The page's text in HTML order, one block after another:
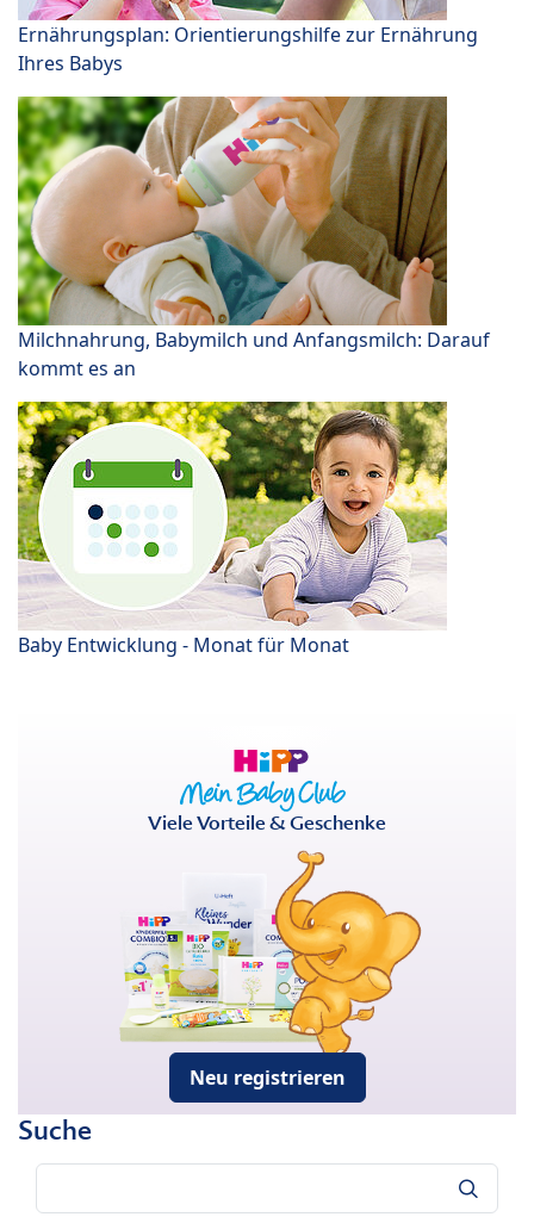
Ernährungsplan: Orientierungshilfe zur Ernährung
Ihres Babys
Milchnahrung, Babymilch und Anfangsmilch: Darauf
kommt es an
Baby Entwicklung - Monat für Monat
Viele Vorteile & Geschenke
Neu registrieren
Suche